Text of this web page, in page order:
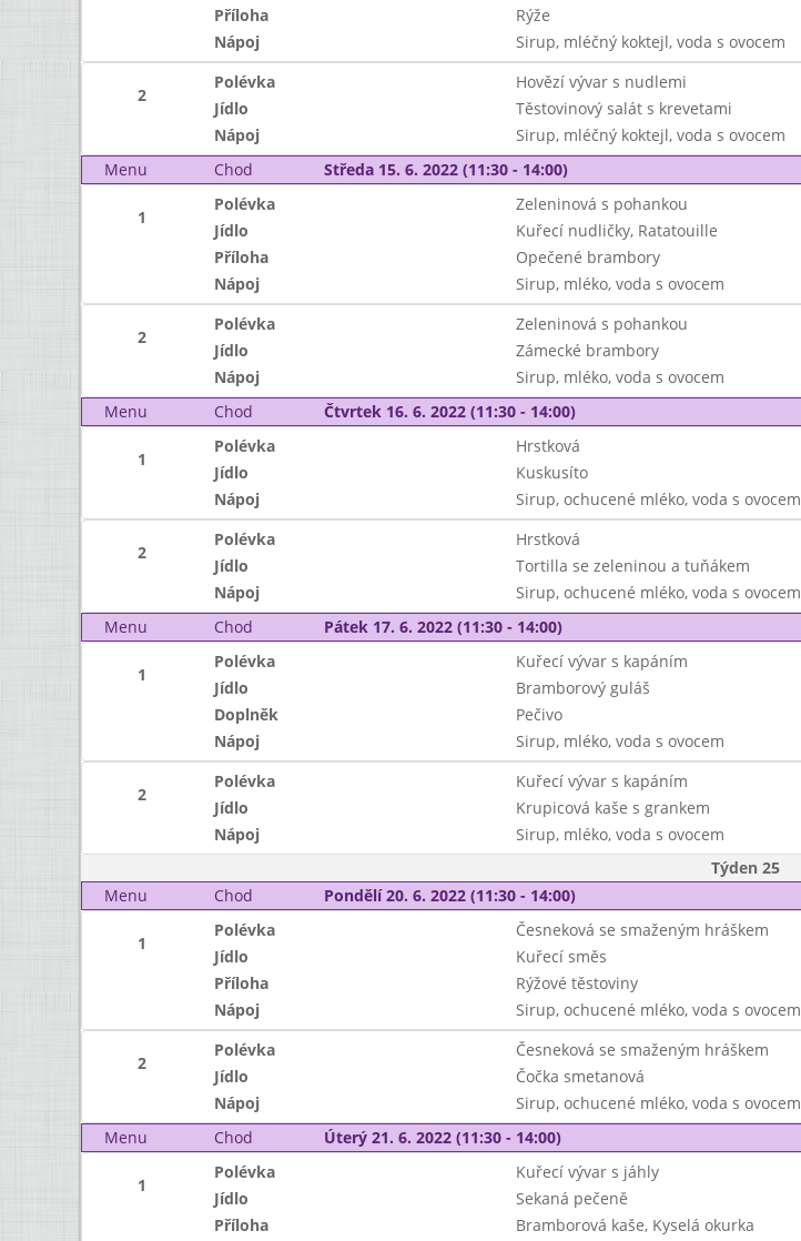
Příloha
Rýže
Nápoj
Sirup, mléčný koktejl, voda s ovocem
2
Polévka Hovězí vývar s nudlemi
Jídlo
Těstovinový salát s krevetami
Nápoj
Sirup, mléčný koktejl, voda s ovocem
Menu
Chod Středa 15. 6. 2022 (11:30 - 14:00)
1
Polévka Zeleninová s pohankou
Jídlo
Kuřecí nudličky, Ratatouille
Příloha
Opečené brambory
Nápoj
Sirup, mléko, voda s ovocem
2
Polévka Zeleninová s pohankou
Jídlo
Zámecké brambory
Nápoj
Sirup, mléko, voda s ovocem
Menu
Chod Čtvrtek 16. 6. 2022 (11:30 - 14:00)
1
Polévka Hrstková
Jídlo
Kuskusíto
Nápoj
Sirup, ochucené mléko, voda s ovocem
2
Polévka Hrstková
Jídlo
Tortilla se zeleninou a tuňákem
Nápoj
Sirup, ochucené mléko, voda s ovocem
Menu
Chod Pátek 17. 6. 2022 (11:30 - 14:00)
1
Polévka Kuřecí vývar s kapáním
Jídlo
Bramborový guláš
Doplněk
Pečivo
Nápoj
Sirup, mléko, voda s ovocem
2
Polévka Kuřecí vývar s kapáním
Jídlo
Krupicová kaše s grankem
Nápoj
Sirup, mléko, voda s ovocem
Týden 25
Menu
Chod Pondělí 20. 6. 2022 (11:30 - 14:00)
1
Polévka Česneková se smaženým hráškem
Jídlo
Kuřecí směs
Příloha
Rýžové těstoviny
Nápoj
Sirup, ochucené mléko, voda s ovocem
2
Polévka Česneková se smaženým hráškem
Jídlo
Čočka smetanová
Nápoj
Sirup, ochucené mléko, voda s ovocem
Menu
Chod Úterý 21. 6. 2022 (11:30 - 14:00)
1
Polévka Kuřecí vývar s jáhly
Jídlo
Sekaná pečeně
Příloha
Bramborová kaše, Kyselá okurka